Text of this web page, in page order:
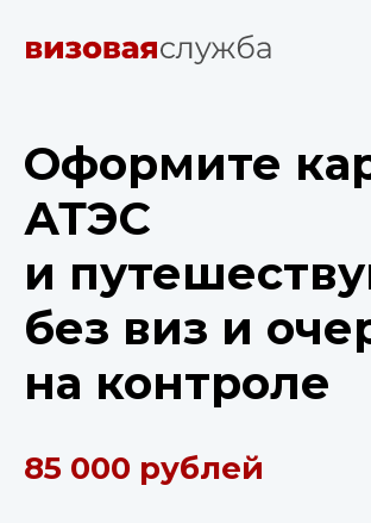
Оформите
АТЭС
и
без виз и
на контроле
85 000 рублей